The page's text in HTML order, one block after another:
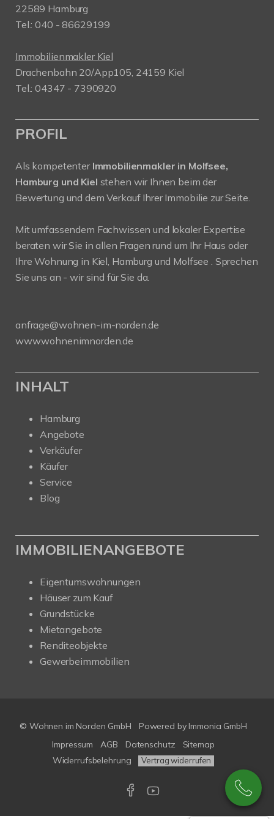
22589 Hamburg
Tel.: 040 - 86629199
Immobilienmakler Kiel
Drachenbahn 20/App105, 24159 Kiel
Tel.: 04347 - 7390920
PROFIL
Als kompetenter Immobilienmakler in Molfsee,
Hamburg und Kiel stehen wir Ihnen beim der
Bewertung und dem Verkauf Ihrer Immobilie zur Seite.
Mit umfassendem Fachwissen und lokaler Expertise
beraten wir Sie in allen Fragen rund um Ihr Haus oder
Ihre Wohnung in Kiel, Hamburg und Molfsee . Sprechen
Sie uns an - wir sind für Sie da.
anfrage@wohnen-im-norden.de
www.wohnenimnorden.de
INHALT
Hamburg
Angebote
Verkäufer
Käufer
Service
Blog
IMMOBILIENANGEBOTE
Eigentumswohnungen
Häuser zum Kauf
Grundstücke
Mietangebote
Renditeobjekte
Gewerbeimmobilien
© Wohnen im Norden GmbH Powered by Immonia GmbH
Impressum
AGB Datenschutz
Sitemap
Widerrufsbelehrung
Vertrag widerrufen